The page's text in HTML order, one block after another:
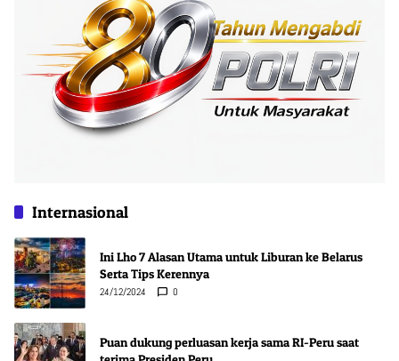
Internasional
Ini Lho 7 Alasan Utama untuk Liburan ke Belarus
Serta Tips Kerennya
24/12/2024 0
Puan dukung perluasan kerja sama RI-Peru saat